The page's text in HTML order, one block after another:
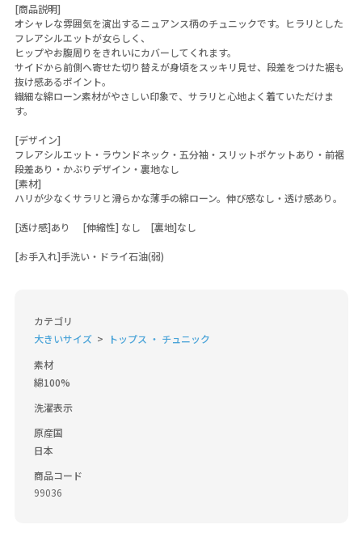
[商品説明]
オシャレな雰囲気を演出するニュアンス柄のチュニックです。ヒラリとした
フレアシルエットが女らしく、
ヒップやお腹周りをきれいにカバーしてくれます。
サイドから前側へ寄せた切り替えが身頃をスッキリ見せ、段差をつけた裾も
抜け感あるポイント。
繊細な綿ローン素材がやさしい印象で、サラリと心地よく着ていただけま
す。
[デザイン]
フレアシルエット・ラウンドネック・五分袖・スリットポケットあり・前裾
段差あり・かぶりデザイン・裏地なし
[素材]
ハリが少なくサラリと滑らかな薄手の綿ローン。伸び感なし・透け感あり。
[透け感]あり [伸縮性] なし [裏地]なし
[お手入れ]手洗い・ドライ石油(弱)
カテゴリ
大きいサイズ
トップス ・ チュニック
素材
綿100%
洗濯表示
原産国
日本
商品コード
99036